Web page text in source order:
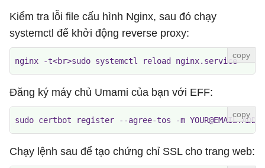
Kiểm tra lỗi file cấu hình Nginx, sau đó chạy
systemctl để khởi động reverse proxy:
nginx -t<br>sudo systemctl reload nginx.service
Đăng ký máy chủ Umami của bạn với EFF:
sudo certbot register --agree-tos -m
Chạy lệnh sau để tạo chứng chỉ SSL cho trang web: